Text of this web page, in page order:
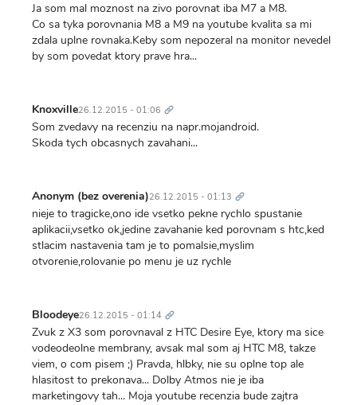
Ja som mal moznost na zivo porovnat iba M7 a M8.
Co sa tyka porovnania M8 a M9 na youtube kvalita sa mi
zdala uplne rovnaka.Keby som nepozeral na monitor nevedel
by som povedat ktory prave hra...
Knoxville26.12.2015 - 01:06 odkaz
Som zvedavy na recenziu na napr.mojandroid.
Skoda tych obcasnych zavahani...
Anonym (bez overenia)26.12.2015 - 01:13 odkaz
nieje to tragicke,ono ide vsetko pekne rychlo spustanie
aplikacii,vsetko ok,jedine zavahanie ked porovnam s htc,ked
stlacim nastavenia tam je to pomalsie,myslim
otvorenie,rolovanie po menu je uz rychle
Bloodeye26.12.2015 - 01:14 odkaz
Zvuk z X3 som porovnaval z HTC Desire Eye, ktory ma sice
vodeodeolne membrany, avsak mal som aj HTC M8, takze
viem, o com pisem ;) Pravda, hlbky, nie su oplne top ale
hlasitost to prekonava... Dolby Atmos nie je iba
marketingovy tah... Moja youtube recenzia bude zajtra